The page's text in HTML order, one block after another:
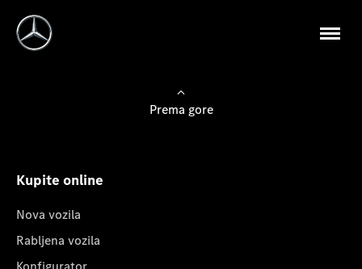
Prema gore
Kupite online
Nova vozila
Rabljena vozila